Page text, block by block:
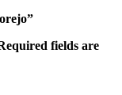
fields are